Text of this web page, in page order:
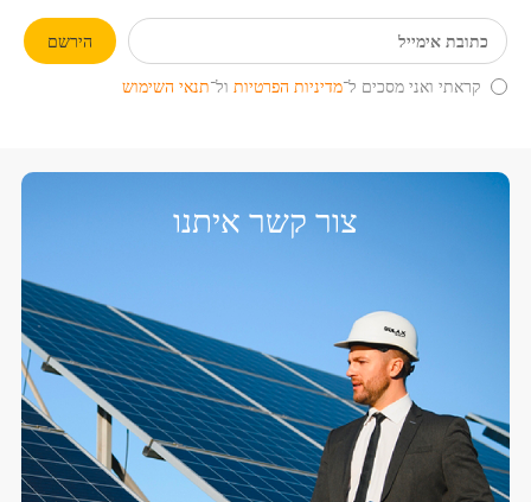
הירשם
קראתי ואני מסכים ל־מדיניות הפרטיות ול־תנאי השימוש
צור קשר איתנו